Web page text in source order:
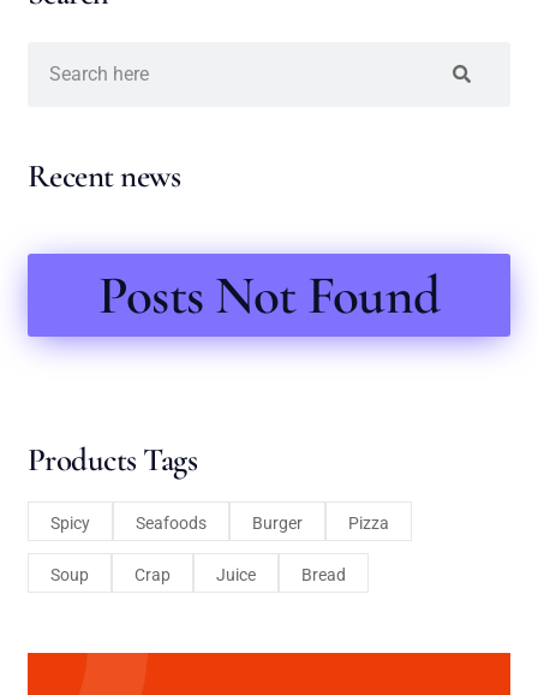
Recent news
Posts Not Found
Products Tags
Spicy Seafoods Burger Pizza
Soup Crap Juice Bread